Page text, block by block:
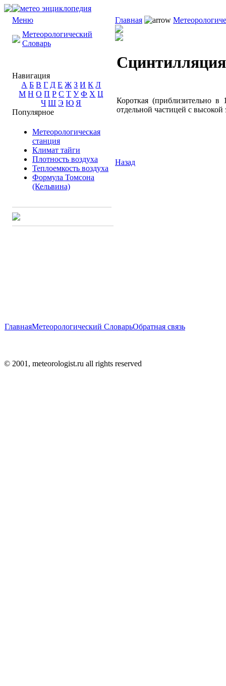
Меню
Метеорологический
Словарь
Навигация
А Б В Г Д Е Ж З И К Л
М Н О П Р С Т У Ф Х Ц
Ч Ш Э Ю Я
Популярное
Метеорологическая
станция
Климат тайги
Плотность воздуха
Теплоемкость воздуха
Формула Томсона
(Кельвина)
Главная
Сцинтилляция
Короткая (приблизительно в
отдельной частицей с
Назад
ГлавнаяМетеорологический СловарьОбратная связь
© 2001, meteorologist.ru all rights reserved